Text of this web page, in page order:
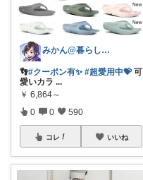
みかん@暮らしのもの／暑さ対策に全力⛱️
👣#クーポン有✨ #超愛用中💝可
愛いカラ ...
￥ 6,864～
0 0 590
コレ いいね